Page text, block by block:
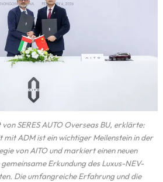
SERES AUTO Overseas BU, erklärte:
mit ADM ist ein wichtiger Meilenstein in der
von AITO und markiert einen neuen
Erkundung des Luxus-NEV-
Die umfangreiche Erfahrung und die